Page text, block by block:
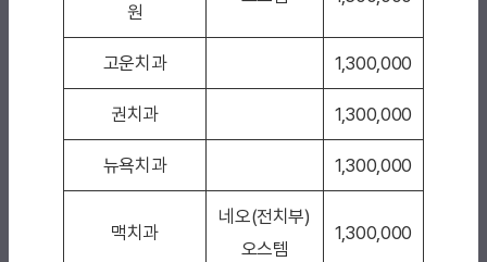
원
고운치과 1,300,000
권치과 1,300,000
뉴욕치과 1,300,000
맥치과
네오(전치부)
오스템
1,300,000